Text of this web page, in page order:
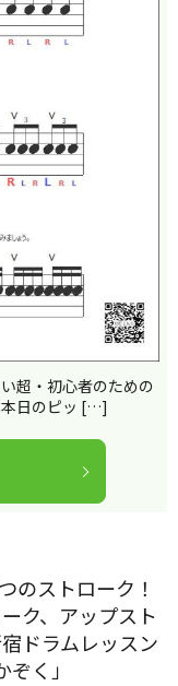
超・初心者のための
本日のピッ […]
のストローク！
ク、アップスト
ドラムレッスン
く」